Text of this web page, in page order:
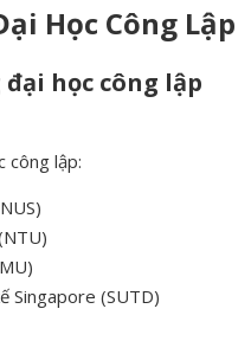
Học Công Lập
học công lập
công lập:
Singapore (SUTD)